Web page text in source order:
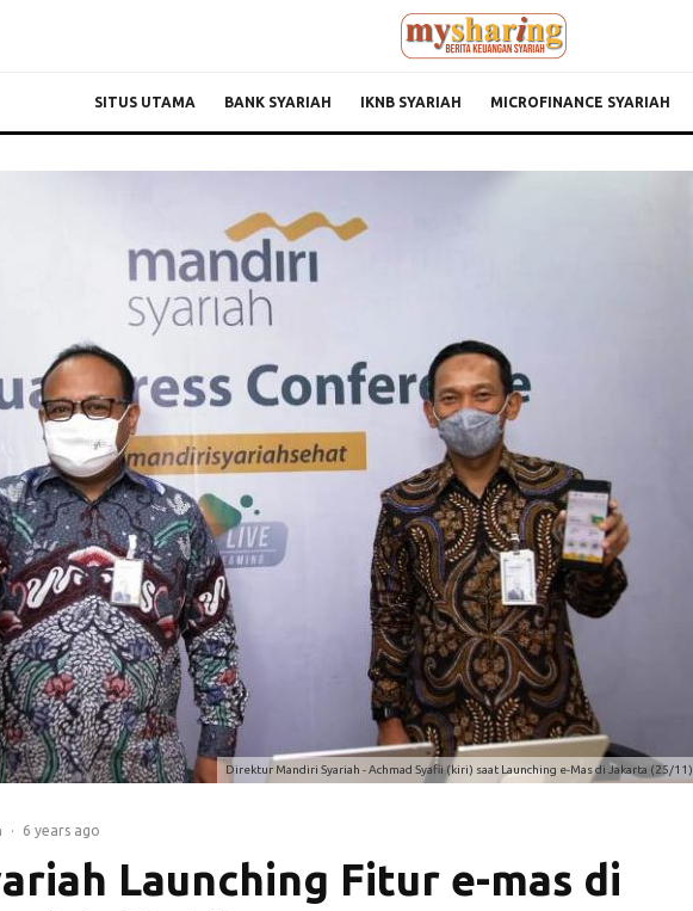
SITUS UTAMA BANK SYARIAH IKNB SYARIAH MICROFINANCE SYARIAH
Direktur Mandiri Syariah - Achmad Syafii (kiri) saat Launching e-Mas di Jakarta (25/11).
· 6 years ago
Launching Fitur e-mas di